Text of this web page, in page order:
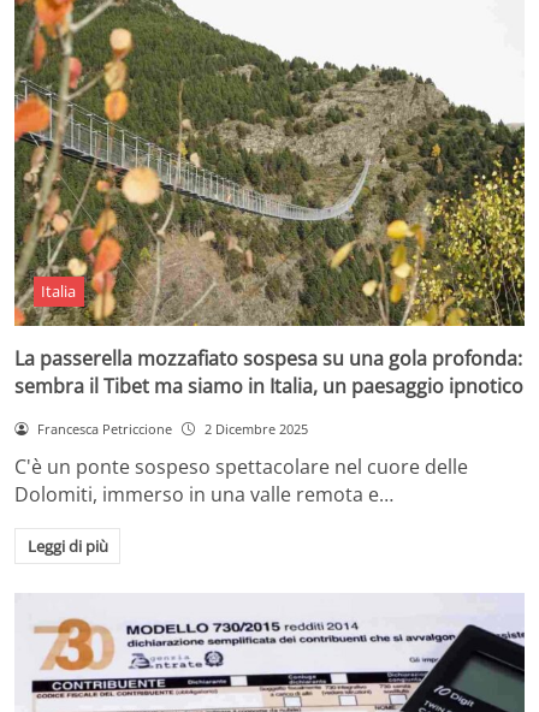
Italia
La passerella mozzafiato sospesa su una gola profonda:
sembra il Tibet ma siamo in Italia, un paesaggio ipnotico
Francesca Petriccione 2 Dicembre 2025
C'è un ponte sospeso spettacolare nel cuore delle
Dolomiti, immerso in una valle remota e…
Leggi di più